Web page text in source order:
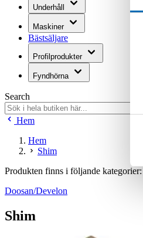
Underhåll
Maskiner
Bästsäljare
Profilprodukter
Fyndhörna
Search
Hem
Hem
Shim
Produkten finns i följande kategorier:
Doosan/Develon
Shim